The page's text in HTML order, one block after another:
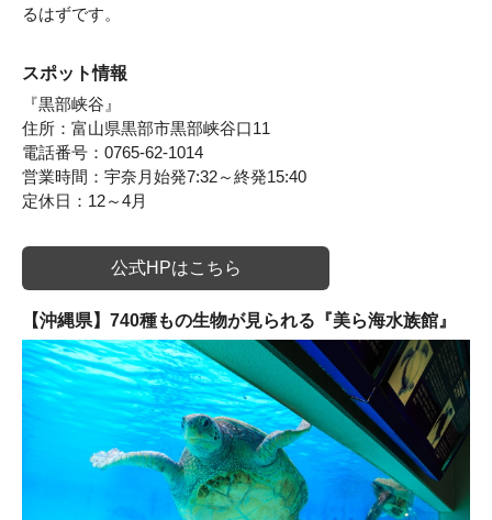
るはずです。
スポット情報
『黒部峡谷』
住所：富山県黒部市黒部峡谷口11
電話番号：0765-62-1014
営業時間：宇奈月始発7:32～終発15:40
定休日：12～4月
公式HPはこちら
【沖縄県】740種もの生物が見られる『美ら海水族館』